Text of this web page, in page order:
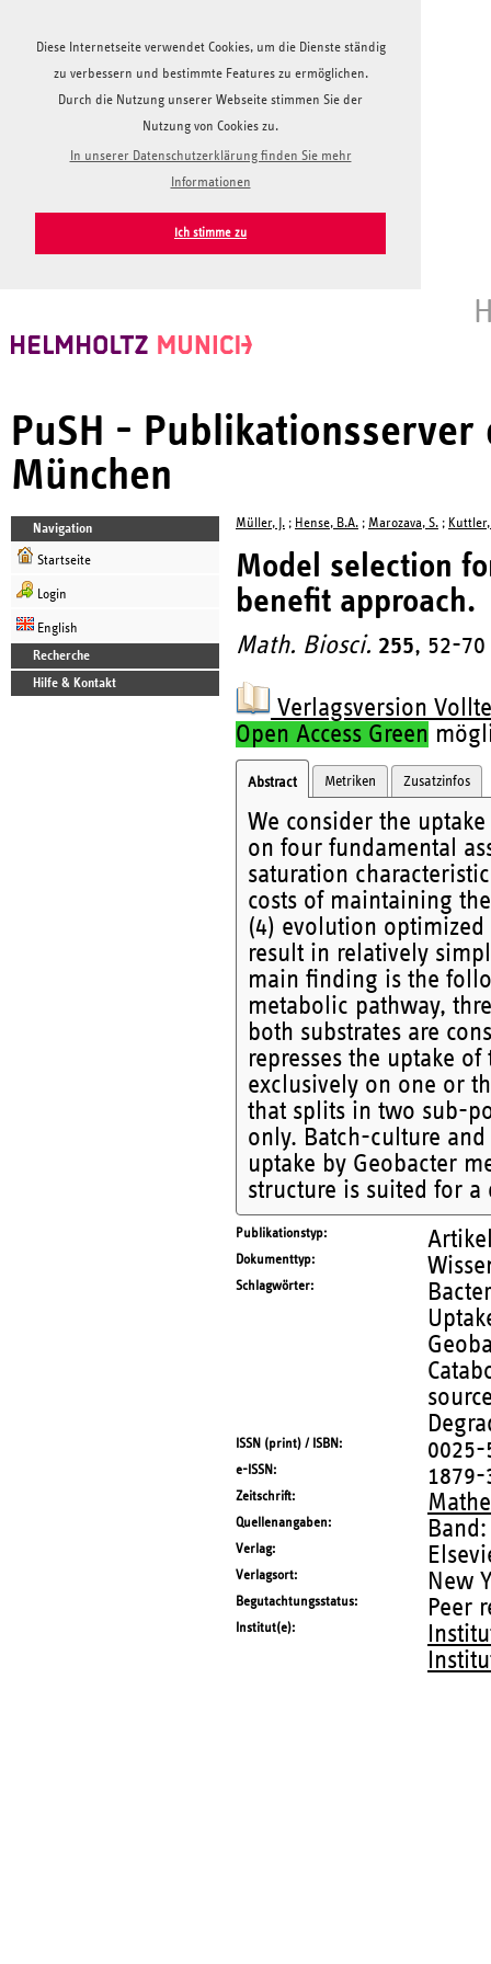
Diese Internetseite verwendet Cookies, um die Dienste ständig
zu verbessern und bestimmte Features zu ermöglichen.
Durch die Nutzung unserer Webseite stimmen Sie der
Nutzung von Cookies zu.
In unserer Datenschutzerklärung finden Sie mehr
Informationen
Ich stimme zu
PuSH -
München
Navigation
Startseite
Login
English
Recherche
Hilfe & Kontakt
Müller, J. ; Hense, B.A. ; Marozava, S. ; Kuttler,
Model selection
benefit approach.
Math. Biosci. 255, 52-70
Verlagsversion
Open Access Green
Abstract Metriken Zusatzinfos
We consider the
on four fundamental
saturation
costs of maintaining
(4) evolution optimized
result in relatively
main finding is the
metabolic pathway,
both substrates are
represses the uptake
exclusively on one or
that splits in two sub-
only. Batch-culture
uptake by Geobacter
structure is suited for
Publikationstyp
Dokumenttyp
Schlagwörter
ISSN (print) / ISBN 0025-
e-ISSN 1879-
Zeitschrift
Quellenangaben
Verlag
Verlagsort New
Begutachtungsstatus Peer
Institut(e)